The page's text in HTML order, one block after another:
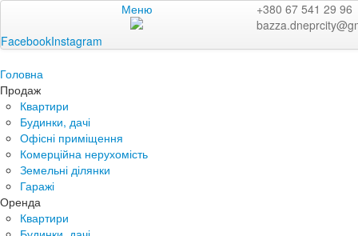
Меню
+380 67 541 29 96
FacebookInstagram
Головна
Продаж
Квартири
Будинки, дачі
Офісні приміщення
Комерційна нерухомість
Земельні ділянки
Гаражі
Оренда
Квартири